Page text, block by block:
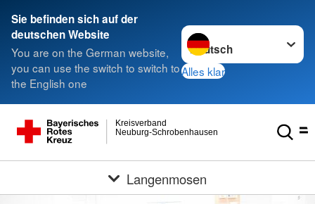
Sie befinden sich auf der
deutschen Website
You are on the German website,
you can use the switch to switch to
the English one
Sprache wechseln zu
Alles klar
Neuburg-Schrobenhausen
Kreisverband
Langenmosen